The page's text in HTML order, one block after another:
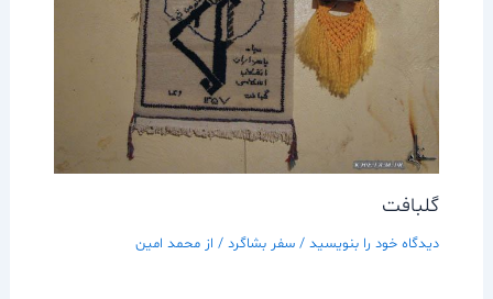
گلبافت
دیدگاه‌ خود را بنویسید / سفر بشاگرد/ از محمد امین